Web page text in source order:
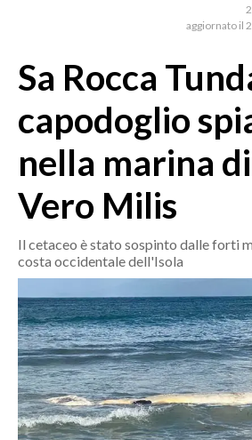
SASSARI E PROVINCIA
GALLURA
NUORO E PROVINCIA
OGLIASTRA
AGENDA
ITALIA
POLITICA
ECONOMIA
SERVIZI ALLE IMPRESE
aggiornato il
Sa Rocca
capodoglio
nella marina
Vero Milis
Il cetaceo è stato sospinto dalle forti
costa occidentale dell'Isola